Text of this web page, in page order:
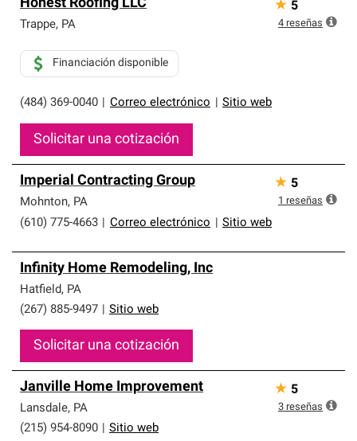
Honest Roofing LLC
Trappe, PA
(484) 369-0040 Correo electrónico Sitio web
Financiación disponible
Solicitar una cotización
★ 5
4 reseñas
Imperial Contracting Group
Mohnton, PA
(610) 775-4663
Correo electrónico Sitio web
★ 5
1 reseñas
Infinity Home Remodeling, Inc
Hatfield, PA
(267) 885-9497
Sitio web
Solicitar una cotización
Janville Home Improvement
Lansdale, PA
(215) 954-8090
Sitio web
★ 5
3 reseñas